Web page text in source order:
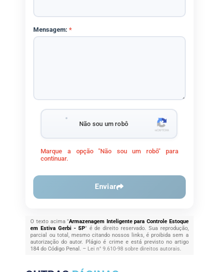
Mensagem:*
Não sou um robô
Marque a opção "Não sou um robô" para
continuar.
Enviar
O texto acima "Armazenagem Inteligente para Controle Estoque
em Estiva Gerbi - SP" é de direito reservado. Sua reprodução,
parcial ou total, mesmo citando nossos links, é proibida sem a
autorização do autor. Plágio é crime e está previsto no artigo
184 do Código Penal. – Lei n° 9.610-98 sobre direitos autorais.